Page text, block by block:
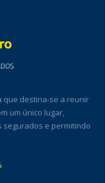
que destina-se a reunir
um único lugar,
e permitindo